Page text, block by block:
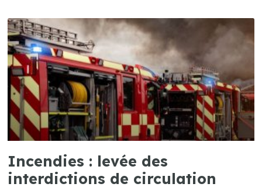
Incendies : levée des
interdictions de circulation